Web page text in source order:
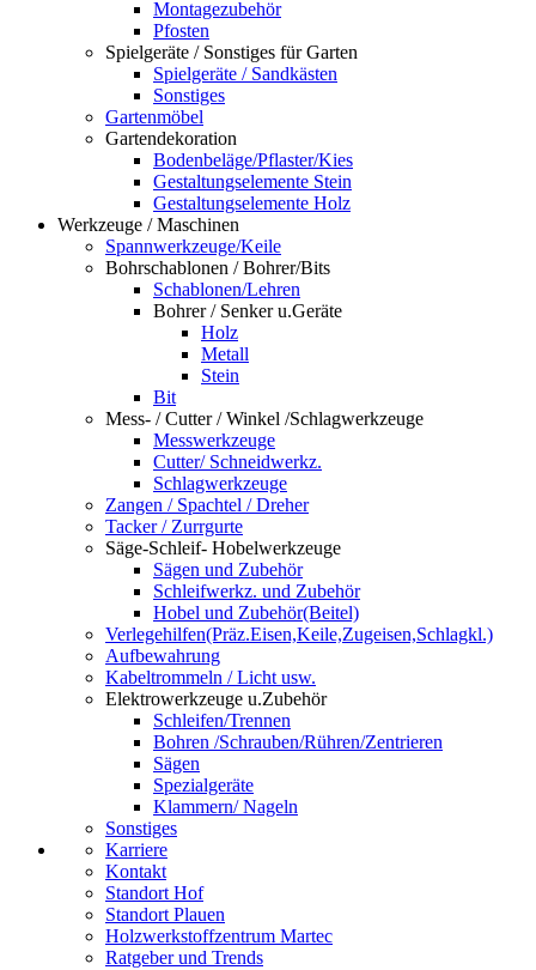
Montagezubehör
Pfosten
Spielgeräte / Sonstiges für Garten
Spielgeräte / Sandkästen
Sonstiges
Gartenmöbel
Gartendekoration
Bodenbeläge/Pflaster/Kies
Gestaltungselemente Stein
Gestaltungselemente Holz
Werkzeuge / Maschinen
Spannwerkzeuge/Keile
Bohrschablonen / Bohrer/Bits
Schablonen/Lehren
Bohrer / Senker u.Geräte
Holz
Metall
Stein
Bit
Mess- / Cutter / Winkel /Schlagwerkzeuge
Messwerkzeuge
Cutter/ Schneidwerkz.
Schlagwerkzeuge
Zangen / Spachtel / Dreher
Tacker / Zurrgurte
Säge-Schleif- Hobelwerkzeuge
Sägen und Zubehör
Schleifwerkz. und Zubehör
Hobel und Zubehör(Beitel)
Verlegehilfen(Präz.Eisen,Keile,Zugeisen,Schlagkl.)
Aufbewahrung
Kabeltrommeln / Licht usw.
Elektrowerkzeuge u.Zubehör
Schleifen/Trennen
Bohren /Schrauben/Rühren/Zentrieren
Sägen
Spezialgeräte
Klammern/ Nageln
Sonstiges
Karriere
Kontakt
Standort Hof
Standort Plauen
Holzwerkstoffzentrum Martec
Ratgeber und Trends